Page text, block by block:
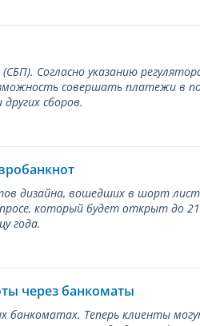
Согласно указанию
совершать платежи в
сборов.
дизайна, вошедших в шорт
который будет открыт до
года.
через банкоматы
банкоматах. Теперь клиенты